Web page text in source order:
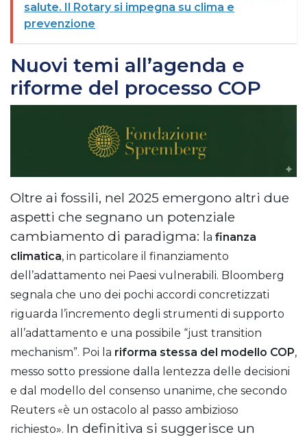
salute. Il Rotary si impegna su clima e
prevenzione
Nuovi temi all’agenda e
riforme del processo COP
Oltre ai fossili, nel 2025 emergono altri due
aspetti che segnano un potenziale
cambiamento di paradigma: la finanza
climatica, in particolare il finanziamento
dell’adattamento nei Paesi vulnerabili. Bloomberg
segnala che uno dei pochi accordi concretizzati
riguarda l’incremento degli strumenti di supporto
all’adattamento e una possibile “just transition
mechanism”. Poi l a riforma stessa del modello COP,
messo sotto pressione dalla lentezza delle decisioni
e dal modello del consenso unanime, che secondo
Reuters «è un ostacolo al passo ambizioso
richiesto». In definitiva si suggerisce un